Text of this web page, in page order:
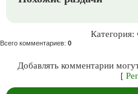
Категория:
Всего комментариев: 0
Добавлять комментарии
[